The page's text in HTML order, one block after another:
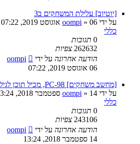
[יוטיוב] עלילת המשחקים ב3
על ידי
oompi » 06 אוגוסט 2019, 07:22
כללי
0 תגובות
262632 צפיות
הודעה אחרונה על ידי
oompi
06 אוגוסט 2019, 07:22
[מחשב משחקים] PC-98, מכיל תוכן לגיל הבוגר!
על ידי
oompi » 14 ספטמבר 2018, 13:24
כללי
0 תגובות
243106 צפיות
הודעה אחרונה על ידי
oompi
14 ספטמבר 2018, 13:24